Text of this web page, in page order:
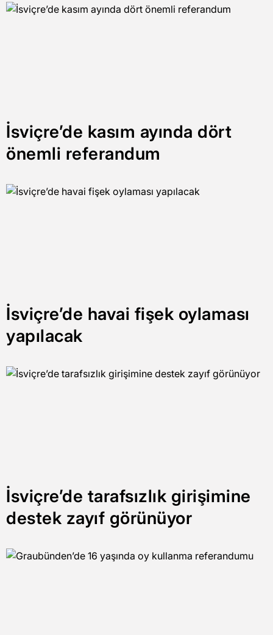
İsviçre’de kasım ayında dört
önemli referandum
İsviçre’de havai fişek oylaması
yapılacak
İsviçre’de tarafsızlık girişimine
destek zayıf görünüyor